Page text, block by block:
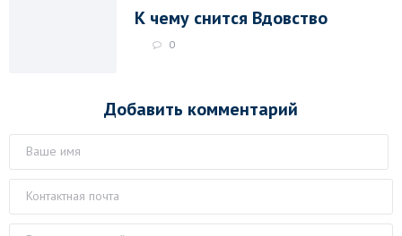
К чему снится Вдовство
0
Добавить комментарий